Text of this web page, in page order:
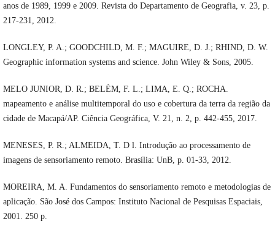
anos de 1989, 1999 e 2009. Revista do Departamento de Geografia, v. 23, p.
217-231, 2012.
LONGLEY, P. A.; GOODCHILD, M. F.; MAGUIRE, D. J.; RHIND, D. W.
Geographic information systems and science. John Wiley & Sons, 2005.
MELO JUNIOR, D. R.; BELÉM, F. L.; LIMA, E. Q.; ROCHA.
mapeamento e análise multitemporal do uso e cobertura da terra da região da
cidade de Macapá/AP. Ciência Geográfica, V. 21, n. 2, p. 442-455, 2017.
MENESES, P. R.; ALMEIDA, T. D l. Introdução ao processamento de
imagens de sensoriamento remoto. Brasília: UnB, p. 01-33, 2012.
MOREIRA, M. A. Fundamentos do sensoriamento remoto e metodologias de
aplicação. São José dos Campos: Instituto Nacional de Pesquisas Espaciais,
2001. 250 p.